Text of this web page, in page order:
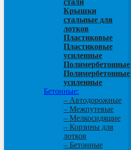
Крышки
стальные для
лотков
Пластиковые
Пластиковые
усиленные
Полимербетонные
Полимербетонные
усиленные
Бетонные:
– Автодорожные
– Межпутевые
– Мелкосидящие
– Корзины для
лотков
– Бетонные